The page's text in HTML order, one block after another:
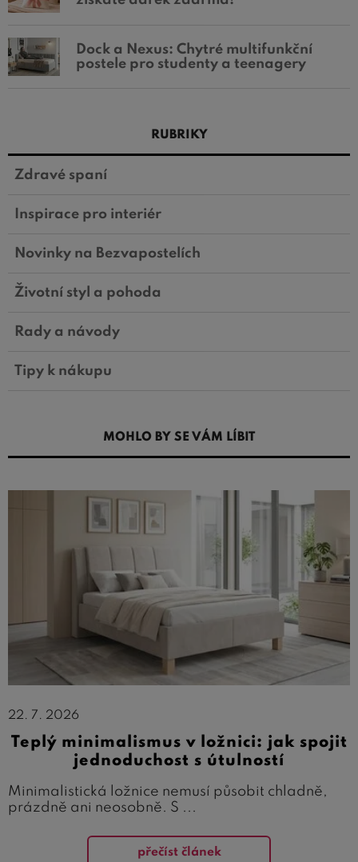
Dock a Nexus: Chytré multifunkční
postele pro studenty a teenagery
RUBRIKY
Zdravé spaní
Inspirace pro interiér
Novinky na Bezvapostelích
Životní styl a pohoda
Rady a návody
Tipy k nákupu
MOHLO BY SE VÁM LÍBIT
22. 7. 2026
Teplý minimalismus v ložnici: jak spojit
jednoduchost s útulností
Minimalistická ložnice nemusí působit chladně,
prázdně ani neosobně. S ...
přečíst článek